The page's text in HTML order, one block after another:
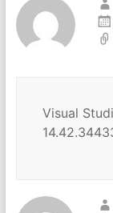
Visual